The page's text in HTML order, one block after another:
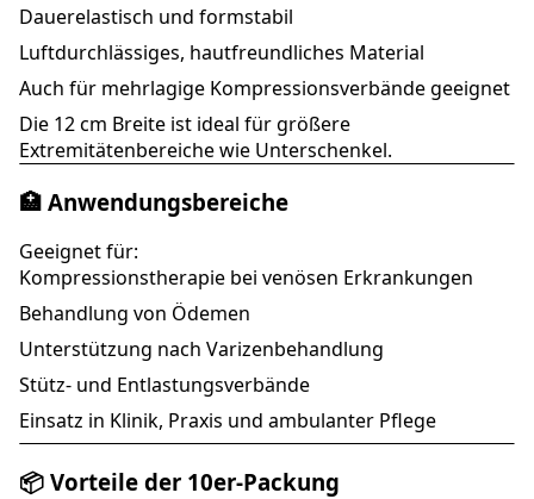
Dauerelastisch und formstabil
Luftdurchlässiges, hautfreundliches Material
Auch für mehrlagige Kompressionsverbände geeignet
Die 12 cm Breite ist ideal für größere
Extremitätenbereiche wie Unterschenkel.
🏥 Anwendungsbereiche
Geeignet für:
Kompressionstherapie bei venösen Erkrankungen
Behandlung von Ödemen
Unterstützung nach Varizenbehandlung
Stütz- und Entlastungsverbände
Einsatz in Klinik, Praxis und ambulanter Pflege
📦 Vorteile der 10er-Packung